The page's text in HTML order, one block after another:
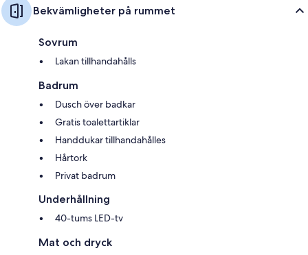
Bekvämligheter på rummet
Sovrum
Lakan tillhandahålls
Badrum
Dusch över badkar
Gratis toalettartiklar
Handdukar tillhandahålles
Hårtork
Privat badrum
Underhållning
40-tums LED-tv
Mat och dryck